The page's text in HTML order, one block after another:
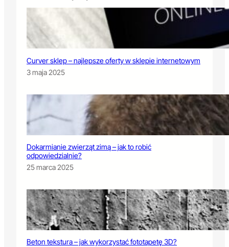
Curver sklep – najlepsze oferty w sklepie internetowym
3 maja 2025
Dokarmianie zwierząt zimą – jak to robić
odpowiedzialnie?
25 marca 2025
Beton tekstura – jak wykorzystać fototapetę 3D?